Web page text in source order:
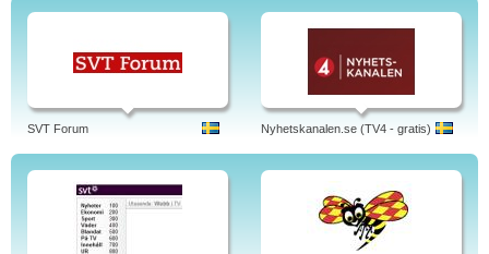
SVT Forum Nyhetskanalen.se (TV4 - gratis)